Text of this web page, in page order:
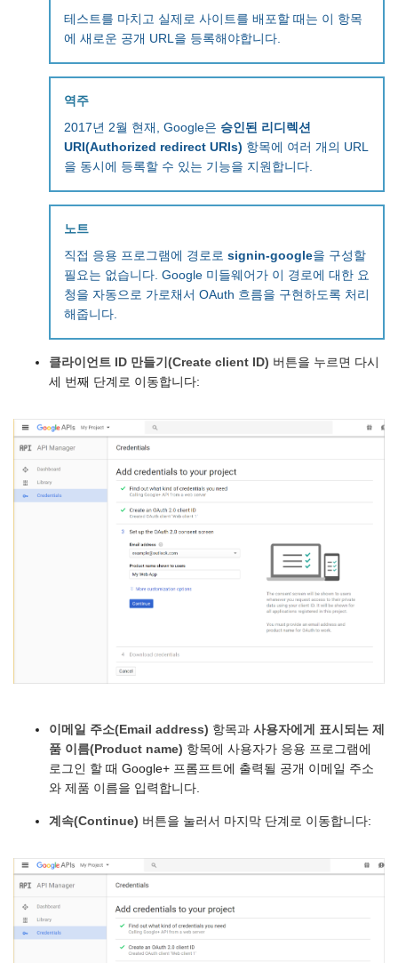
테스트를 마치고 실제로 사이트를 배포할 때는 이 항목
에 새로운 공개 URL을 등록해야합니다.
역주
2017년 2월 현재, Google은 승인된 리디렉션
URI(Authorized redirect URIs) 항목에 여러 개의 URL
을 동시에 등록할 수 있는 기능을 지원합니다.
노트
직접 응용 프로그램에 경로로 signin-google을 구성할
필요는 없습니다. Google 미들웨어가 이 경로에 대한 요
청을 자동으로 가로채서 OAuth 흐름을 구현하도록 처리
해줍니다.
클라이언트 ID 만들기(Create client ID) 버튼을 누르면 다시
세 번째 단계로 이동합니다:
이메일 주소(Email address) 항목과 사용자에게 표시되는 제
품 이름(Product name) 항목에 사용자가 응용 프로그램에
로그인 할 때 Google+ 프롬프트에 출력될 공개 이메일 주소
와 제품 이름을 입력합니다.
계속(Continue) 버튼을 눌러서 마지막 단계로 이동합니다: